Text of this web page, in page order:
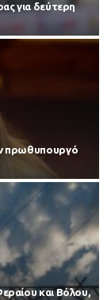
για δεύτερη
πρωθυπουργό
και Βόλου,